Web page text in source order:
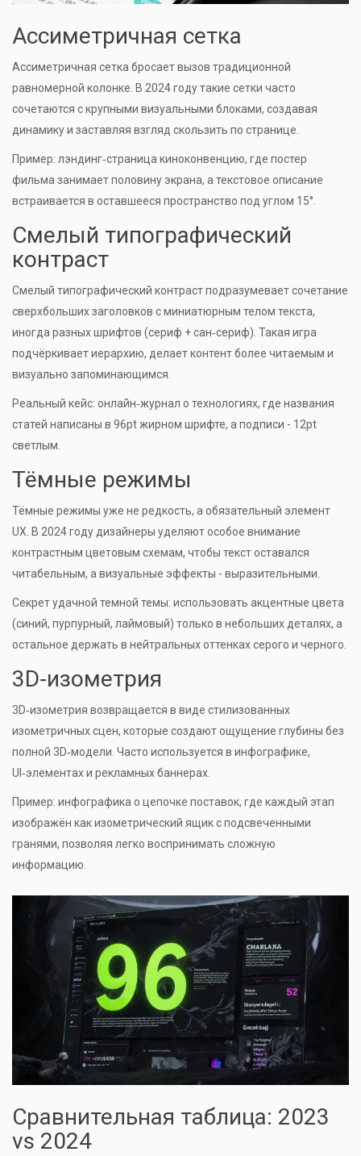
Ассиметричная сетка
Ассиметричная сеткабросает вызов традиционной
равномерной колонке. В 2024 году такие сетки часто
сочетаются с крупными визуальными блоками, создавая
динамику и заставляя взгляд скользить по странице.
Пример: лэндинг‑страница киноконвенцию, где постер
фильма занимает половину экрана, а текстовое описание
встраивается в оставшееся пространство под углом 15°.
Смелый типографический
контраст
Смелый типографический контрастподразумевает сочетание
сверхбольших заголовков с миниатюрным телом текста,
иногда разных шрифтов (сериф + сан‑сериф). Такая игра
подчёркивает иерархию, делает контент более читаемым и
визуально запоминающимся.
Реальный кейс: онлайн‑журнал о технологиях, где названия
статей написаны в 96pt жирном шрифте, а подписи - 12pt
светлым.
Тёмные режимы
Тёмные режимы уже не редкость, а обязательный элемент
UX. В 2024 году дизайнеры уделяют особое внимание
контрастным цветовым схемам, чтобы текст оставался
читабельным, а визуальные эффекты - выразительными.
Секрет удачной темной темы: использовать акцентные цвета
(синий, пурпурный, лаймовый) только в небольших деталях, а
остальное держать в нейтральных оттенках серого и черного.
3D‑изометрия
3D‑изометрия возвращается в виде стилизованных
изометричных сцен, которые создают ощущение глубины без
полной 3D‑модели. Часто используется в инфографике,
UI‑элементах и рекламных баннерах.
Пример: инфографика о цепочке поставок, где каждый этап
изображён как изометрический ящик с подсвеченными
гранями, позволяя легко воспринимать сложную
информацию.
Сравнительная таблица: 2023
vs 2024